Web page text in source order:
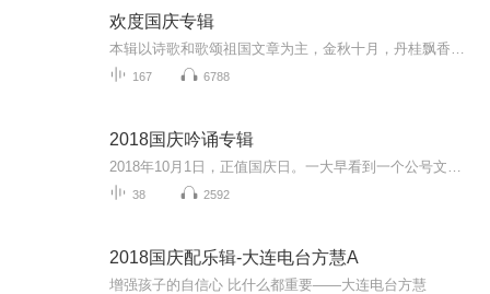
欢度国庆专辑
167 6788
2018国庆吟诵专辑
38 2592
2018国庆配乐辑-大连电台方慧A
增强孩子的自信心 比什么都重要——大连电台方慧